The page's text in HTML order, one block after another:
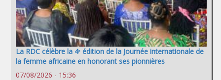
La RDC célèbre la 4ᵉ édition de la Journée internationale de
la femme africaine en honorant ses pionnières
07/08/2026 - 15:36